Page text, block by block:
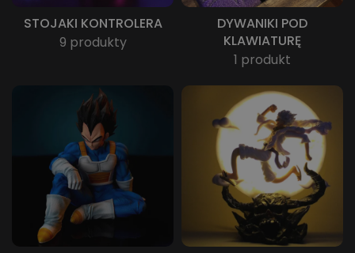
STOJAKI KONTROLERA
9 produkty
DYWANIKI POD
KLAWIATURĘ
1 produkt